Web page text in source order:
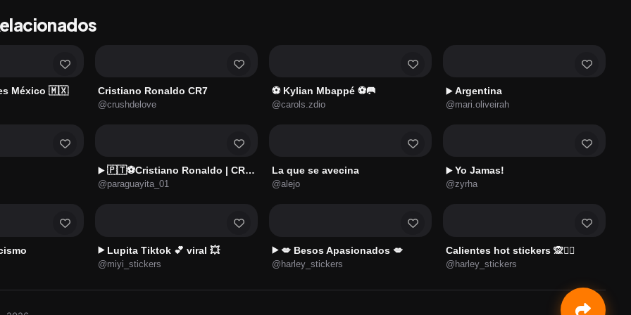
México 🇲🇽 Cristiano Ronaldo CR7
@crushdelove
⚽ Kylian Mbappé ⚽🥅
@carols.zdio
▶️ Argentina
@mari.oliveirah
▶️ 🇵🇹⚽️Cristiano Ronaldo | CR7⚽️🇵🇹
@paraguayita_01
La que se avecina
@alejo
▶️ Yo Jamas!
@zyrha
▶️ Lupita Tiktok 💕 viral 💥
@miyi_stickers
▶️ 💋 Besos Apasionados 💋
@harley_stickers
Calientes hot stickers 🙊❤️‍🔥
@harley_stickers